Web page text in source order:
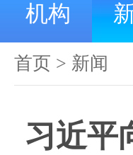
机构
首页 > 新闻
习近平